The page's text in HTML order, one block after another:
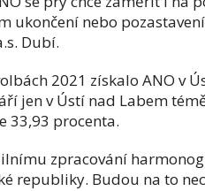
ukončení nebo
Dubí.
2021 získalo ANO v
jen v Ústí nad Labem
33,93 procenta.
zpracování
republiky. Budou na to